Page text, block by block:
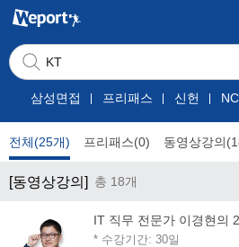
삼성면접 프리패스 신헌
전체(25개) 프리패스(0) 동영상강의
[동영상강의] 총 18개
IT 직무 전문가 이경현의
* 수강기간: 30일